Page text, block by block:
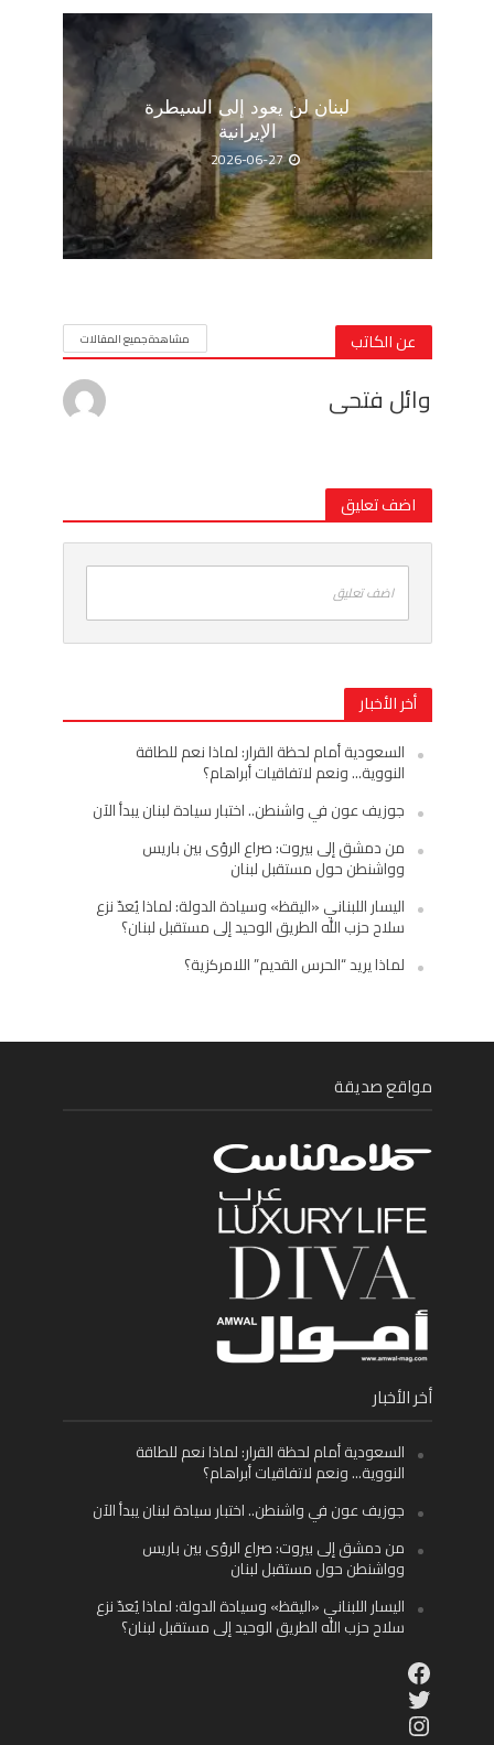
لبنان لن يعود إلى السيطرة
الإيرانية
2026-06-27
عن الكاتب مشاهدة جميع المقالات
وائل فتحى
اضف تعليق
اضف تعليق
أخر الأخبار
السعودية أمام لحظة القرار: لماذا نعم للطاقة
النووية… ونعم لاتفاقيات أبراهام؟
جوزيف عون في واشنطن.. اختبار سيادة لبنان يبدأ الآن
من دمشق إلى بيروت: صراع الرؤى بين باريس
وواشنطن حول مستقبل لبنان
اليسار اللبناني «اليقظ» وسيادة الدولة: لماذا يُعدّ نزع
سلاح حزب الله الطريق الوحيد إلى مستقبل لبنان؟
لماذا يريد “الحرس القديم” اللامركزية؟
مواقع صديقة
أخر الأخبار
السعودية أمام لحظة القرار: لماذا نعم للطاقة
النووية… ونعم لاتفاقيات أبراهام؟
جوزيف عون في واشنطن.. اختبار سيادة لبنان يبدأ الآن
من دمشق إلى بيروت: صراع الرؤى بين باريس
وواشنطن حول مستقبل لبنان
اليسار اللبناني «اليقظ» وسيادة الدولة: لماذا يُعدّ نزع
سلاح حزب الله الطريق الوحيد إلى مستقبل لبنان؟
Facebook
Twitter
Instagram